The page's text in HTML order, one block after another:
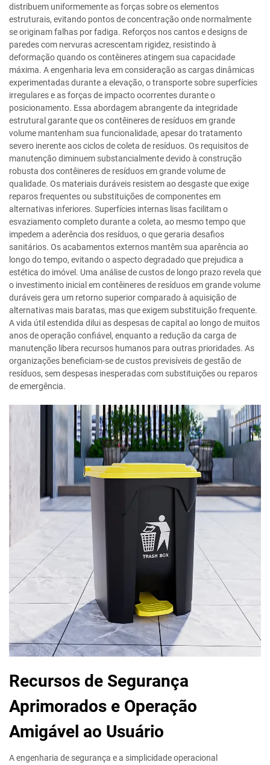
distribuem uniformemente as forças sobre os elementos
estruturais, evitando pontos de concentração onde normalmente
se originam falhas por fadiga. Reforços nos cantos e designs de
paredes com nervuras acrescentam rigidez, resistindo à
deformação quando os contêineres atingem sua capacidade
máxima. A engenharia leva em consideração as cargas dinâmicas
experimentadas durante a elevação, o transporte sobre superfícies
irregulares e as forças de impacto ocorrentes durante o
posicionamento. Essa abordagem abrangente da integridade
estrutural garante que os contêineres de resíduos em grande
volume mantenham sua funcionalidade, apesar do tratamento
severo inerente aos ciclos de coleta de resíduos. Os requisitos de
manutenção diminuem substancialmente devido à construção
robusta dos contêineres de resíduos em grande volume de
qualidade. Os materiais duráveis resistem ao desgaste que exige
reparos frequentes ou substituições de componentes em
alternativas inferiores. Superfícies internas lisas facilitam o
esvaziamento completo durante a coleta, ao mesmo tempo que
impedem a aderência dos resíduos, o que geraria desafios
sanitários. Os acabamentos externos mantêm sua aparência ao
longo do tempo, evitando o aspecto degradado que prejudica a
estética do imóvel. Uma análise de custos de longo prazo revela que
o investimento inicial em contêineres de resíduos em grande volume
duráveis gera um retorno superior comparado à aquisição de
alternativas mais baratas, mas que exigem substituição frequente.
A vida útil estendida dilui as despesas de capital ao longo de muitos
anos de operação confiável, enquanto a redução da carga de
manutenção libera recursos humanos para outras prioridades. As
organizações beneficiam-se de custos previsíveis de gestão de
resíduos, sem despesas inesperadas com substituições ou reparos
de emergência.
Recursos de Segurança
Aprimorados e Operação
Amigável ao Usuário
A engenharia de segurança e a simplicidade operacional